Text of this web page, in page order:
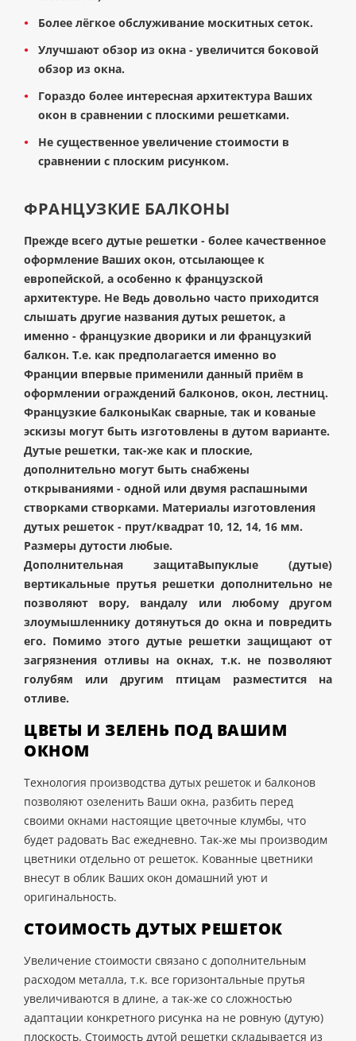
Более лёгкое обслуживание москитных сеток.
Улучшают обзор из окна - увеличится боковой
обзор из окна.
Гораздо более интересная архитектура Ваших
окон в сравнении с плоскими решетками.
Не существенное увеличение стоимости в
сравнении с плоским рисунком.
ФРАНЦУЗКИЕ БАЛКОНЫ
Прежде всего дутые решетки - более качественное
оформление Ваших окон, отсылающее к
европейской, а особенно к французской
архитектуре. Не Ведь довольно часто приходится
слышать другие названия дутых решеток, а
именно - французкие дворики и ли французкий
балкон. Т.е. как предполагается именно во
Франции впервые применили данный приём в
оформлении ограждений балконов, окон, лестниц.
Французкие балконыКак сварные, так и кованые
эскизы могут быть изготовлены в дутом варианте.
Дутые решетки, так-же как и плоские,
дополнительно могут быть снабжены
открываниями - одной или двумя распашными
створками створками. Материалы изготовления
дутых решеток - прут/квадрат 10, 12, 14, 16 мм.
Размеры дутости любые.
Дополнительная защитаВыпуклые (дутые)
вертикальные прутья решетки дополнительно не
позволяют вору, вандалу или любому другом
злоумышленнику дотянуться до окна и повредить
его. Помимо этого дутые решетки защищают от
загрязнения отливы на окнах, т.к. не позволяют
голубям или другим птицам разместится на
отливе.
ЦВЕТЫ И ЗЕЛЕНЬ ПОД ВАШИМ
ОКНОМ
Технология производства дутых решеток и балконов
позволяют озеленить Ваши окна, разбить перед
своими окнами настоящие цветочные клумбы, что
будет радовать Вас ежедневно. Так-же мы производим
цветники отдельно от решеток. Кованные цветники
внесут в облик Ваших окон домашний уют и
оригинальность.
СТОИМОСТЬ ДУТЫХ РЕШЕТОК
Увеличение стоимости связано с дополнительным
расходом металла, т.к. все горизонтальные прутья
увеличиваются в длине, а так-же со сложностью
адаптации конкретного рисунка на не ровную (дутую)
плоскость. Стоимость дутой решетки складывается из